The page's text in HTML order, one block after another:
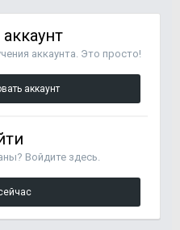
аккаунта. Это просто!
аккаунт
Войдите здесь.